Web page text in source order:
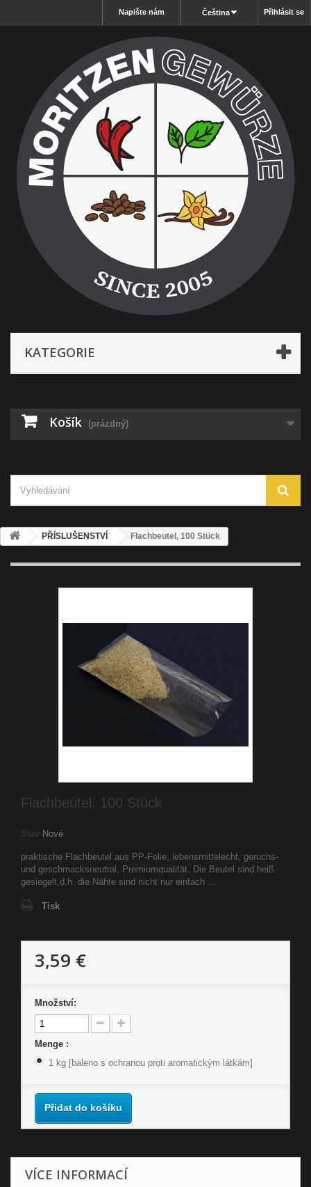
Přihlásit se
Čeština
Napište nám
KATEGORIE
Košík (prázdný)
PŘÍSLUŠENSTVÍ Flachbeutel, 100 Stück
Flachbeutel, 100 Stück
Stav Nové
praktische Flachbeutel aus PP-Folie, lebensmittelecht, geruchs-
und geschmacksneutral, Premiumqualität. Die Beutel sind heiß
gesiegelt,d.h. die Nähte sind nicht nur einfach ...
Tisk
3,59 €
Množství:
Menge :
1 kg [baleno s ochranou proti aromatickým látkám]
Přidat do košíku
VÍCE INFORMACÍ